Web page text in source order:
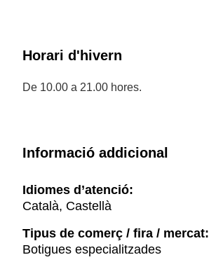
Horari d'hivern
De 10.00 a 21.00 hores.
Informació addicional
Idiomes d’atenció:
Català, Castellà
Tipus de comerç / fira / mercat:
Botigues especialitzades